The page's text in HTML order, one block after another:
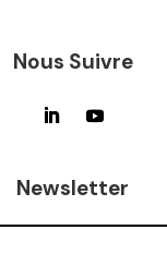
Nous Suivre
Newsletter